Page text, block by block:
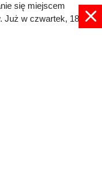
się miejscem
Już w czwartek, 18